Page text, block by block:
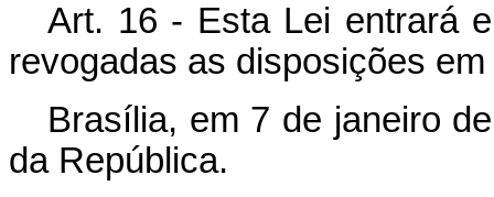
Art. 16 - Esta Lei entrará
revogadas as disposições
Brasília, em 7 de janeiro
da República.